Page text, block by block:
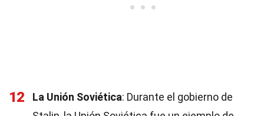
12 La Unión Soviética: Durante el gobierno de